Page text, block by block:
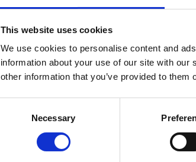
This website uses cookies
We use cookies to personalise content and
information about your use of our site with
other information that you’ve provided to
Necessary
-
få
Ja